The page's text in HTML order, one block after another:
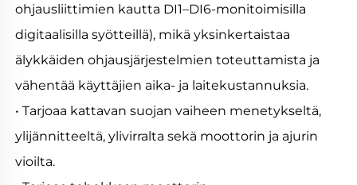
ohjausliittimien kautta DI1–DI6-monitoimisilla
digitaalisilla syötteillä), mikä yksinkertaistaa
älykkäiden ohjausjärjestelmien toteuttamista ja
vähentää käyttäjien aika- ja laitekustannuksia.
• Tarjoaa kattavan suojan vaiheen menetykseltä,
ylijännitteeltä, ylivirralta sekä moottorin ja ajurin
vioilta.